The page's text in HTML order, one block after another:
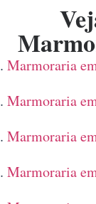
Marmoraria
Marmoraria
Marmoraria
Marmoraria